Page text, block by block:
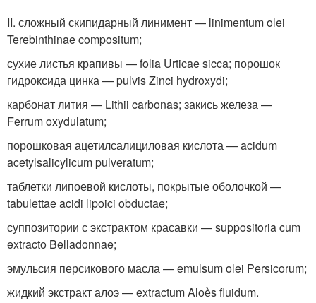
II. сложный скипидарный линимент — linimentum olei
Terebinthinae compositum;
сухие листья крапивы — folia Urticae sicca; порошок
гидроксида цинка — pulvis Zinci hydroxydi;
карбонат лития — Lithii carbonas; закись железа —
Ferrum oxydulatum;
порошковая ацетилсалициловая кислота — acidum
acetylsalicylicum pulveratum;
таблетки липоевой кислоты, покрытые оболочкой —
tabulettae acidi lipoici obductae;
суппозитории с экстрактом красавки — suppositoria cum
extracto Belladonnae;
эмульсия персикового масла — emulsum olei Persicorum;
жидкий экстракт алоэ — extractum Aloѐs fluidum.